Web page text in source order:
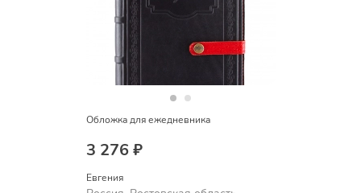
Обложка для ежедневника
3 276 ₽
Евгения